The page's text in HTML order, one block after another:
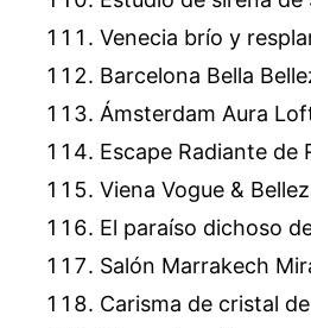
Venecia brío y
Barcelona Bella
Ámsterdam Aura
Escape Radiante de
Viena Vogue &
El paraíso dichoso
Salón Marrakech
Carisma de cristal